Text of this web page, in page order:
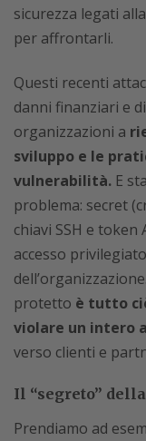
sicurezza legati
per affrontarli.
Questi recenti
danni finanziari e
organizzazioni a
sviluppo e le
vulnerabilità. E
problema: secret
chiavi SSH e
accesso
protetto è tutto
violare un intero
verso clienti e
Il “segreto”
Prendiamo ad